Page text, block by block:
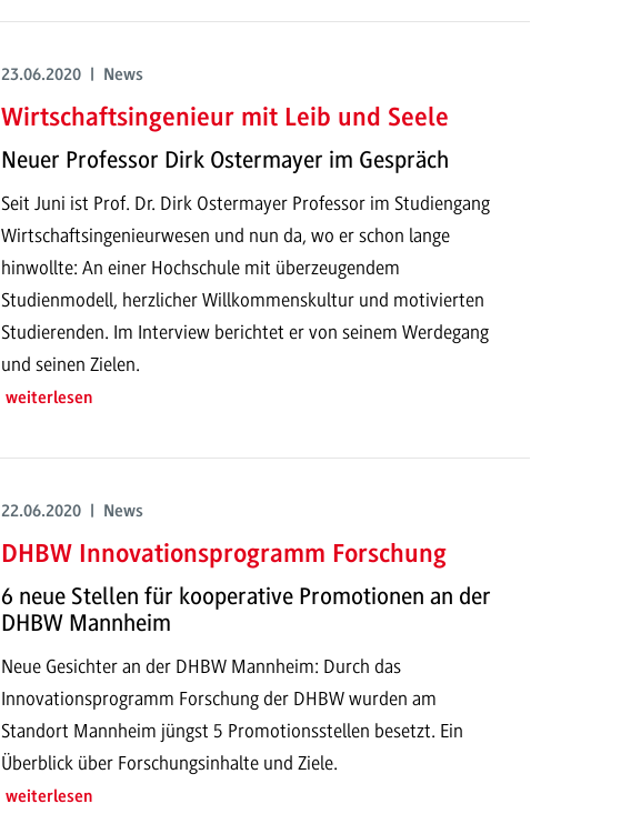
23.06.2020 | News
Wirtschaftsingenieur mit Leib und Seele
Neuer Professor Dirk Ostermayer im Gespräch
Seit Juni ist Prof. Dr. Dirk Ostermayer Professor im Studiengang
Wirtschaftsingenieurwesen und nun da, wo er schon lange
hinwollte: An einer Hochschule mit überzeugendem
Studienmodell, herzlicher Willkommenskultur und motivierten
Studierenden. Im Interview berichtet er von seinem Werdegang
und seinen Zielen.
weiterlesen
22.06.2020 | News
DHBW Innovationsprogramm Forschung
6 neue Stellen für kooperative Promotionen an der
DHBW Mannheim
Neue Gesichter an der DHBW Mannheim: Durch das
Innovationsprogramm Forschung der DHBW wurden am
Standort Mannheim jüngst 5 Promotionsstellen besetzt. Ein
Überblick über Forschungsinhalte und Ziele.
weiterlesen